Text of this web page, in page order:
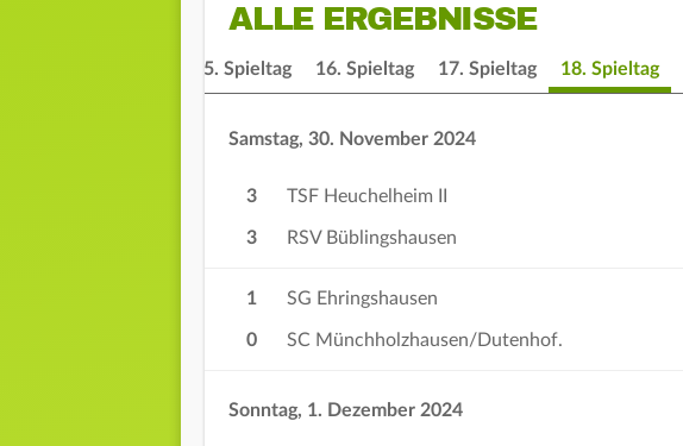
ALLE ERGEBNISSE
15. Spieltag 16. Spieltag 17. Spieltag 18. Spieltag
Samstag, 30. November 2024
3
3
TSF Heuchelheim II
RSV Büblingshausen
1
0
SG Ehringshausen
SC Münchholzhausen/Dutenhof.
Sonntag, 1. Dezember 2024